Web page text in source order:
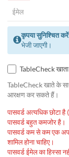
कृपया सुनिश्चित
भेजी जाएगी।
TableCheck खाता
TableCheck खाते के
आरक्षण कर सकते हैं।
पासवर्ड अत्यधिक छोटा है
पासवर्ड बहुत कमजोर है।
पासवर्ड कम से कम एक
शामिल होना चाहिए।
पासवर्ड ईमेल का हिस्सा